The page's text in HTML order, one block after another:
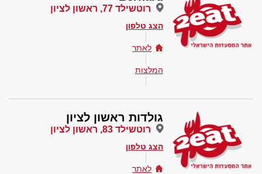
רוטשילד 77, ראשון לציון
הצג טלפון
לאתר
המלצות
גולדות ראשון לציון
רוטשילד 83, ראשון לציון
הצג טלפון
לאתר